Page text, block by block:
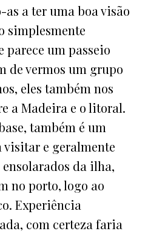
a ter uma boa visão
simplesmente
parece um passeio
de vermos um grupo
eles também nos
a Madeira e o litoral.
também é um
e geralmente
da ilha,
no porto, logo ao
Experiência
com certeza faria